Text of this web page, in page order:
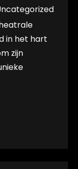
in het hart
zijn